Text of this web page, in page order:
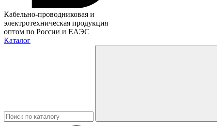
Кабельно-проводниковая и
электротехническая продукция
оптом по России и ЕАЭС
Каталог